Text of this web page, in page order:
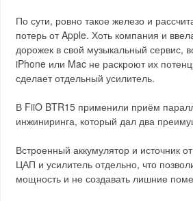
По сути, ровно такое железо и
потерь от Apple. Хоть компания и
дорожек в свой музыкальный сервис,
iPhone или Mac не раскроют их
сделает отдельный усилитель.
В FiiO BTR15 применили приём
инжиниринга, который дал два
Встроенный аккумулятор и источник
ЦАП и усилитель отдельно, что
мощность и не создавать лишние